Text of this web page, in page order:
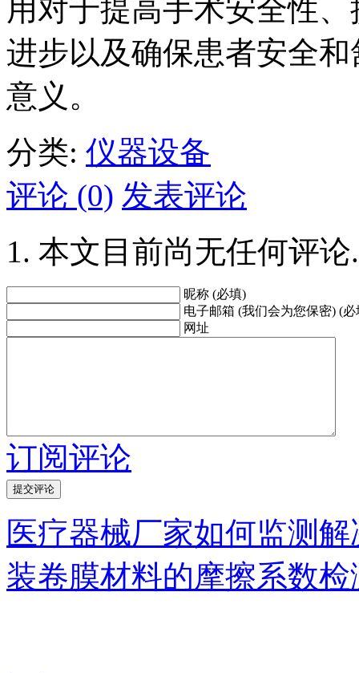
用对于提高手术安全性
进步以及确保患者安全
意义。
分类: 仪器设备
评论 (0) 发表评论
本文目前尚无任何评论.
昵称 (必填)
电子邮箱 (我们会为您保密) (必
网址
订阅评论
医疗器械厂家如何监测
装卷膜材料的摩擦系数